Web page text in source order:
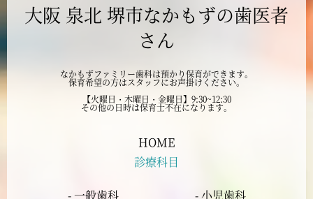
2024年9月
2024年8月
2024年7月
2024年5月
大阪 泉北 堺市なかもずの歯医者
さん
なかもずファミリー歯科は預かり保育ができます。
保育希望の方はスタッフにお声掛けください。
【火曜日・木曜日・金曜日】9:30~12:30
その他の日時は保育士不在になります。
HOME
診療科目
- 一般歯科
- 小児歯科